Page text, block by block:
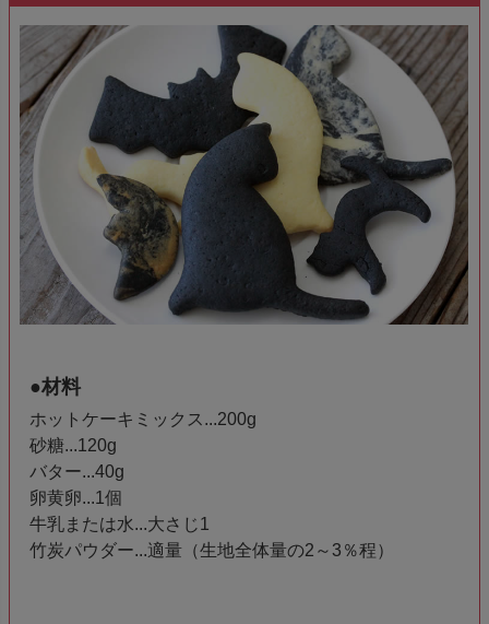
●材料
ホットケーキミックス...200g
砂糖...120g
バター...40g
卵黄卵...1個
牛乳または水...大さじ1
竹炭パウダー...適量（生地全体量の2～3％程）